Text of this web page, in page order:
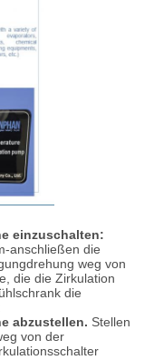
einzuschalten:
anschließen die
weg von
die die Zirkulation
die
abzustellen. Stellen
von der